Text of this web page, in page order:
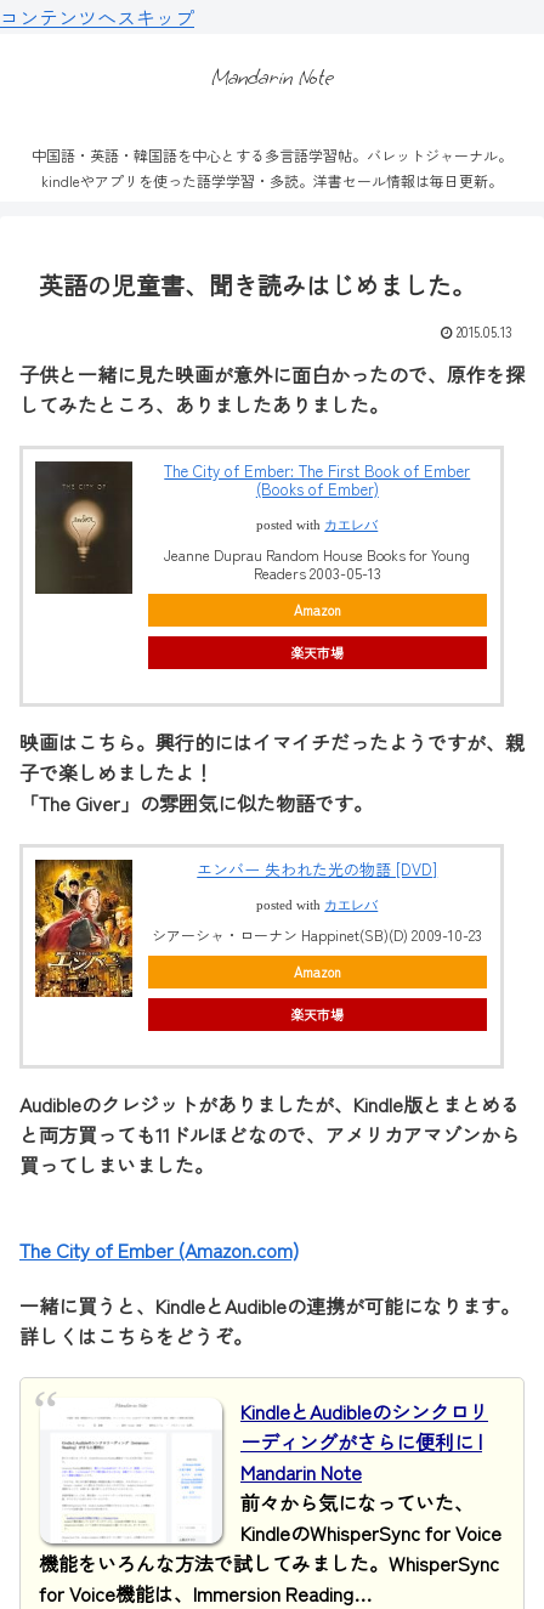
コンテンツへスキップ
Mandarin Note
中国語・英語・韓国語を中心とする多言語学習帖。バレットジャーナル。
kindleやアプリを使った語学学習・多読。洋書セール情報は毎日更新。
英語の児童書、聞き読みはじめました。
2015.05.13
子供と一緒に見た映画が意外に面白かったので、原作を探
してみたところ、ありましたありました。
The City of Ember: The First Book of Ember
(Books of Ember)
posted with カエレバ
Jeanne Duprau Random House Books for Young
Readers 2003-05-13
Amazon
楽天市場
映画はこちら。興行的にはイマイチだったようですが、親
子で楽しめましたよ！
「The Giver」の雰囲気に似た物語です。
エンバー 失われた光の物語 [DVD]
posted with カエレバ
シアーシャ・ローナン Happinet(SB)(D) 2009-10-23
Amazon
楽天市場
Audibleのクレジットがありましたが、Kindle版とまとめる
と両方買っても11ドルほどなので、アメリカアマゾンから
買ってしまいました。
The City of Ember (Amazon.com)
一緒に買うと、KindleとAudibleの連携が可能になります。
詳しくはこちらをどうぞ。
KindleとAudibleのシンクロリ
ーディングがさらに便利に |
Mandarin Note
前々から気になっていた、
KindleのWhisperSync for Voice
機能をいろんな方法で試してみました。WhisperSync
for Voice機能は、Immersion Reading…